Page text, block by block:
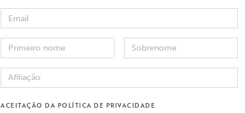
APRESENTAR UMA
ACEITAÇÃO DA POLÍTICA DE PRIVACIDADE